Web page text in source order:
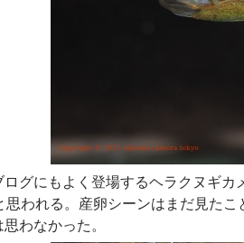
ログにもよく登場するヘラクヌギ
思われる。産卵シーンはまだ見た
わなかった。